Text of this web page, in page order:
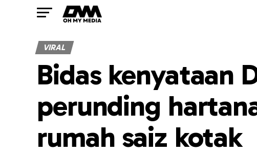
VIRAL
Bidas kenyataan
perunding
rumah saiz kotak